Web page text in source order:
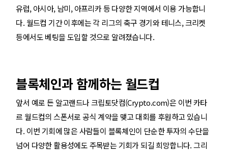
유럽, 아시아, 남미, 아프리카 등 다양한 지역에서 이용 가능합니
다. 월드컵 기간 이후에는 각 리그의 축구 경기와 테니스, 크리켓
등에서도 베팅을 도입할 것으로 알려졌습니다.
블록체인과 함께하는 월드컵
앞서 예로 든 알고랜드나 크립토닷컴(Crypto.com)은 이번 카타
르 월드컵의 스폰서로 공식 계약을 맺고 대회를 후원하고 있습니
다. 이번 기회에 많은 사람들이 블록체인이 단순한 투자의 수단을
넘어 다양한 활용성에도 주목받는 기회가 되길 희망합니다. 그리